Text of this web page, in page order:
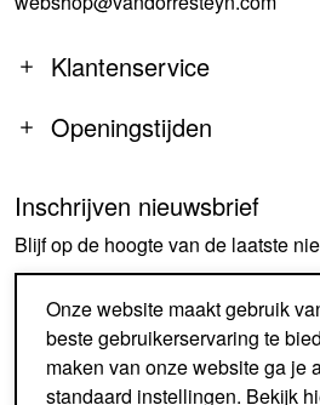
Klantenservice
Openingstijden
MA
14:00-18:00
DI-DO
09:30-
ZA
09:30-17:00
ZO
Inschrijven nieuwsbrief
Blijf op de hoogte van de laatste
Onze website maakt gebruik
beste gebruikerservaring te
maken van onze website ga je
standaard instellingen. Bekijk